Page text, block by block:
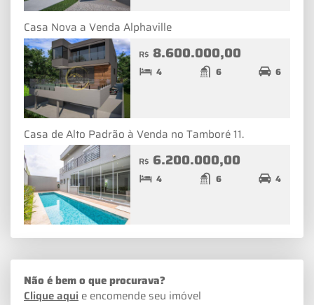
Casa Nova a Venda Alphaville
R$ 8.600.000,00
4 6 6
Casa de Alto Padrão à Venda no Tamboré 11.
R$ 6.200.000,00
4 6 4
Não é bem o que procurava?
Clique aqui e encomende seu imóvel